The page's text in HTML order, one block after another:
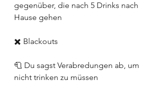
gegenüber, die nach 5 Drinks nach
Hause gehen
✖️ Blackouts
🧻 Du sagst Verabredungen ab, um
nicht trinken zu müssen